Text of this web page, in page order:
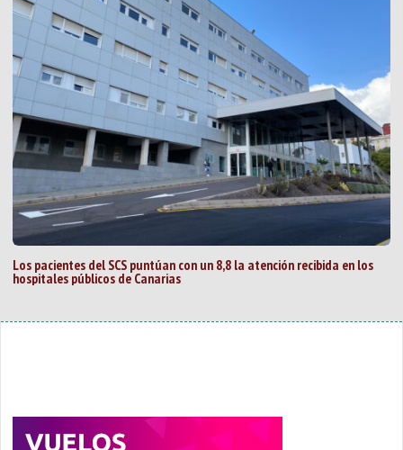
Los pacientes del SCS puntúan con un 8,8 la atención recibida en los
hospitales públicos de Canarias